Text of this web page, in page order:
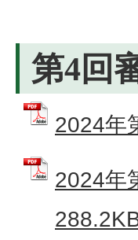
第4回
2024年
2024年